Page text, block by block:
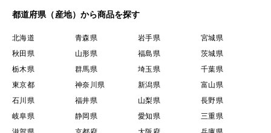
都道府県（産地）から商品を探す
北海道 青森県 岩手県
宮城県
秋田県
山形県 福島県
茨城県
栃木県
群馬県 埼玉県
千葉県
東京都
神奈川県 新潟県
富山県
石川県
福井県 山梨県
長野県
岐阜県
静岡県 愛知県
三重県